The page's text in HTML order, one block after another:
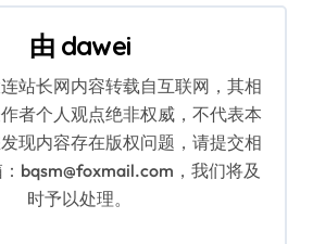
由 dawei
连站长网内容转载自互联网，其相
者个人观点绝非权威，不代表本
现内容存在版权问题，请提交相
bqsm@foxmail.com，我们将及
时予以处理。